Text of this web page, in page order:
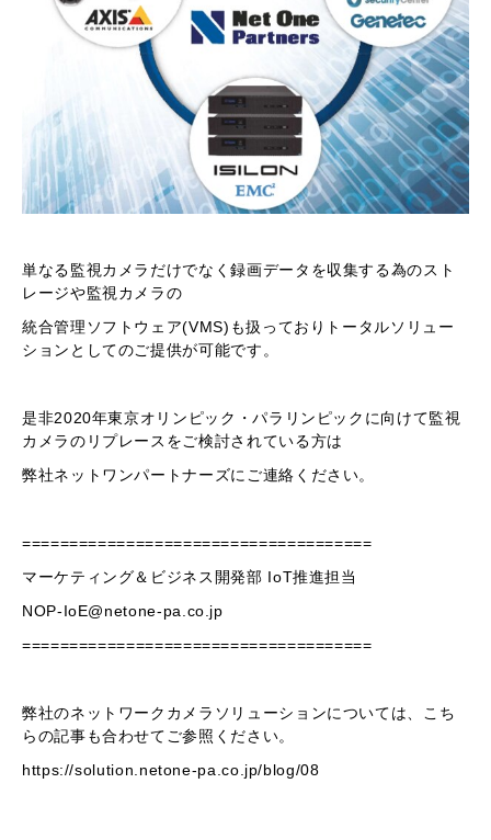
単なる監視カメラだけでなく録画データを収集する為のスト
レージや監視カメラの
統合管理ソフトウェア(VMS)も扱っておりトータルソリュー
ションとしてのご提供が可能です。
是非2020年東京オリンピック・パラリンピックに向けて監視
カメラのリプレースをご検討されている方は
弊社ネットワンパートナーズにご連絡ください。
=====================================
マーケティング＆ビジネス開発部 IoT推進担当
NOP-IoE@netone-pa.co.jp
=====================================
弊社のネットワークカメラソリューションについては、こち
らの記事も合わせてご参照ください。
https://solution.netone-pa.co.jp/blog/08